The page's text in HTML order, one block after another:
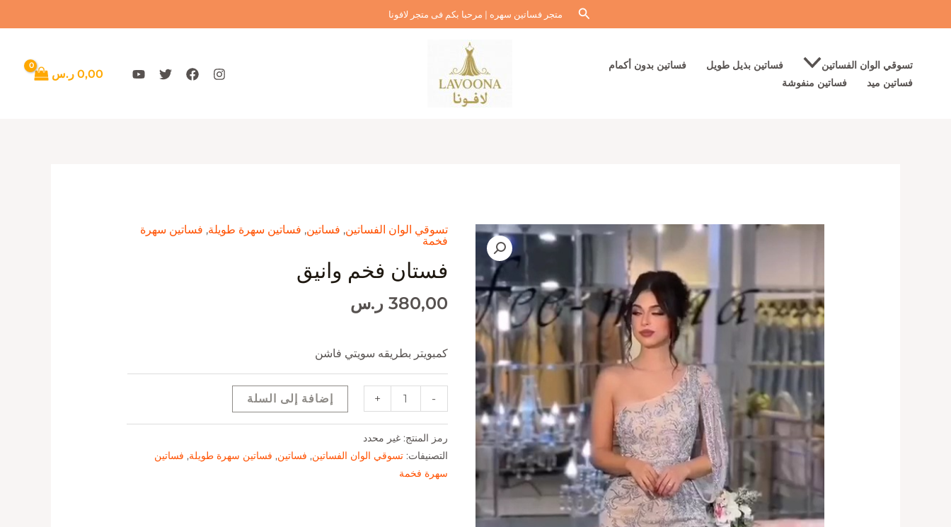
إلى
البحثمتجر فساتين سهره | مرحبا بكم فى متجر لافونا
تسوقي الوان الفساتين فساتين بذيل طويل
فساتين بدون أكمام
فساتين ميد
فساتين منفوشة
0,00 ر.س
تسوقي الوان الفساتين, فساتين, فساتين سهرة طويلة, فساتين سهرة
فخمة
فستان فخم وانيق
380,00 ر.س
كمبويتر بطريقه سويتي فاشن
-
وانيق
+ إضافة إلى السلة
رمز المنتج:غير محدد
التصنيفات:تسوقي الوان الفساتين, فساتين, فساتين سهرة طويلة, فساتين
سهرة فخمة